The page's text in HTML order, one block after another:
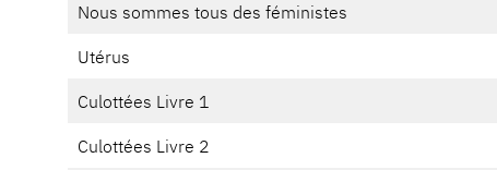
Nous sommes tous des féministes
Utérus
Culottées Livre 1
Culottées Livre 2